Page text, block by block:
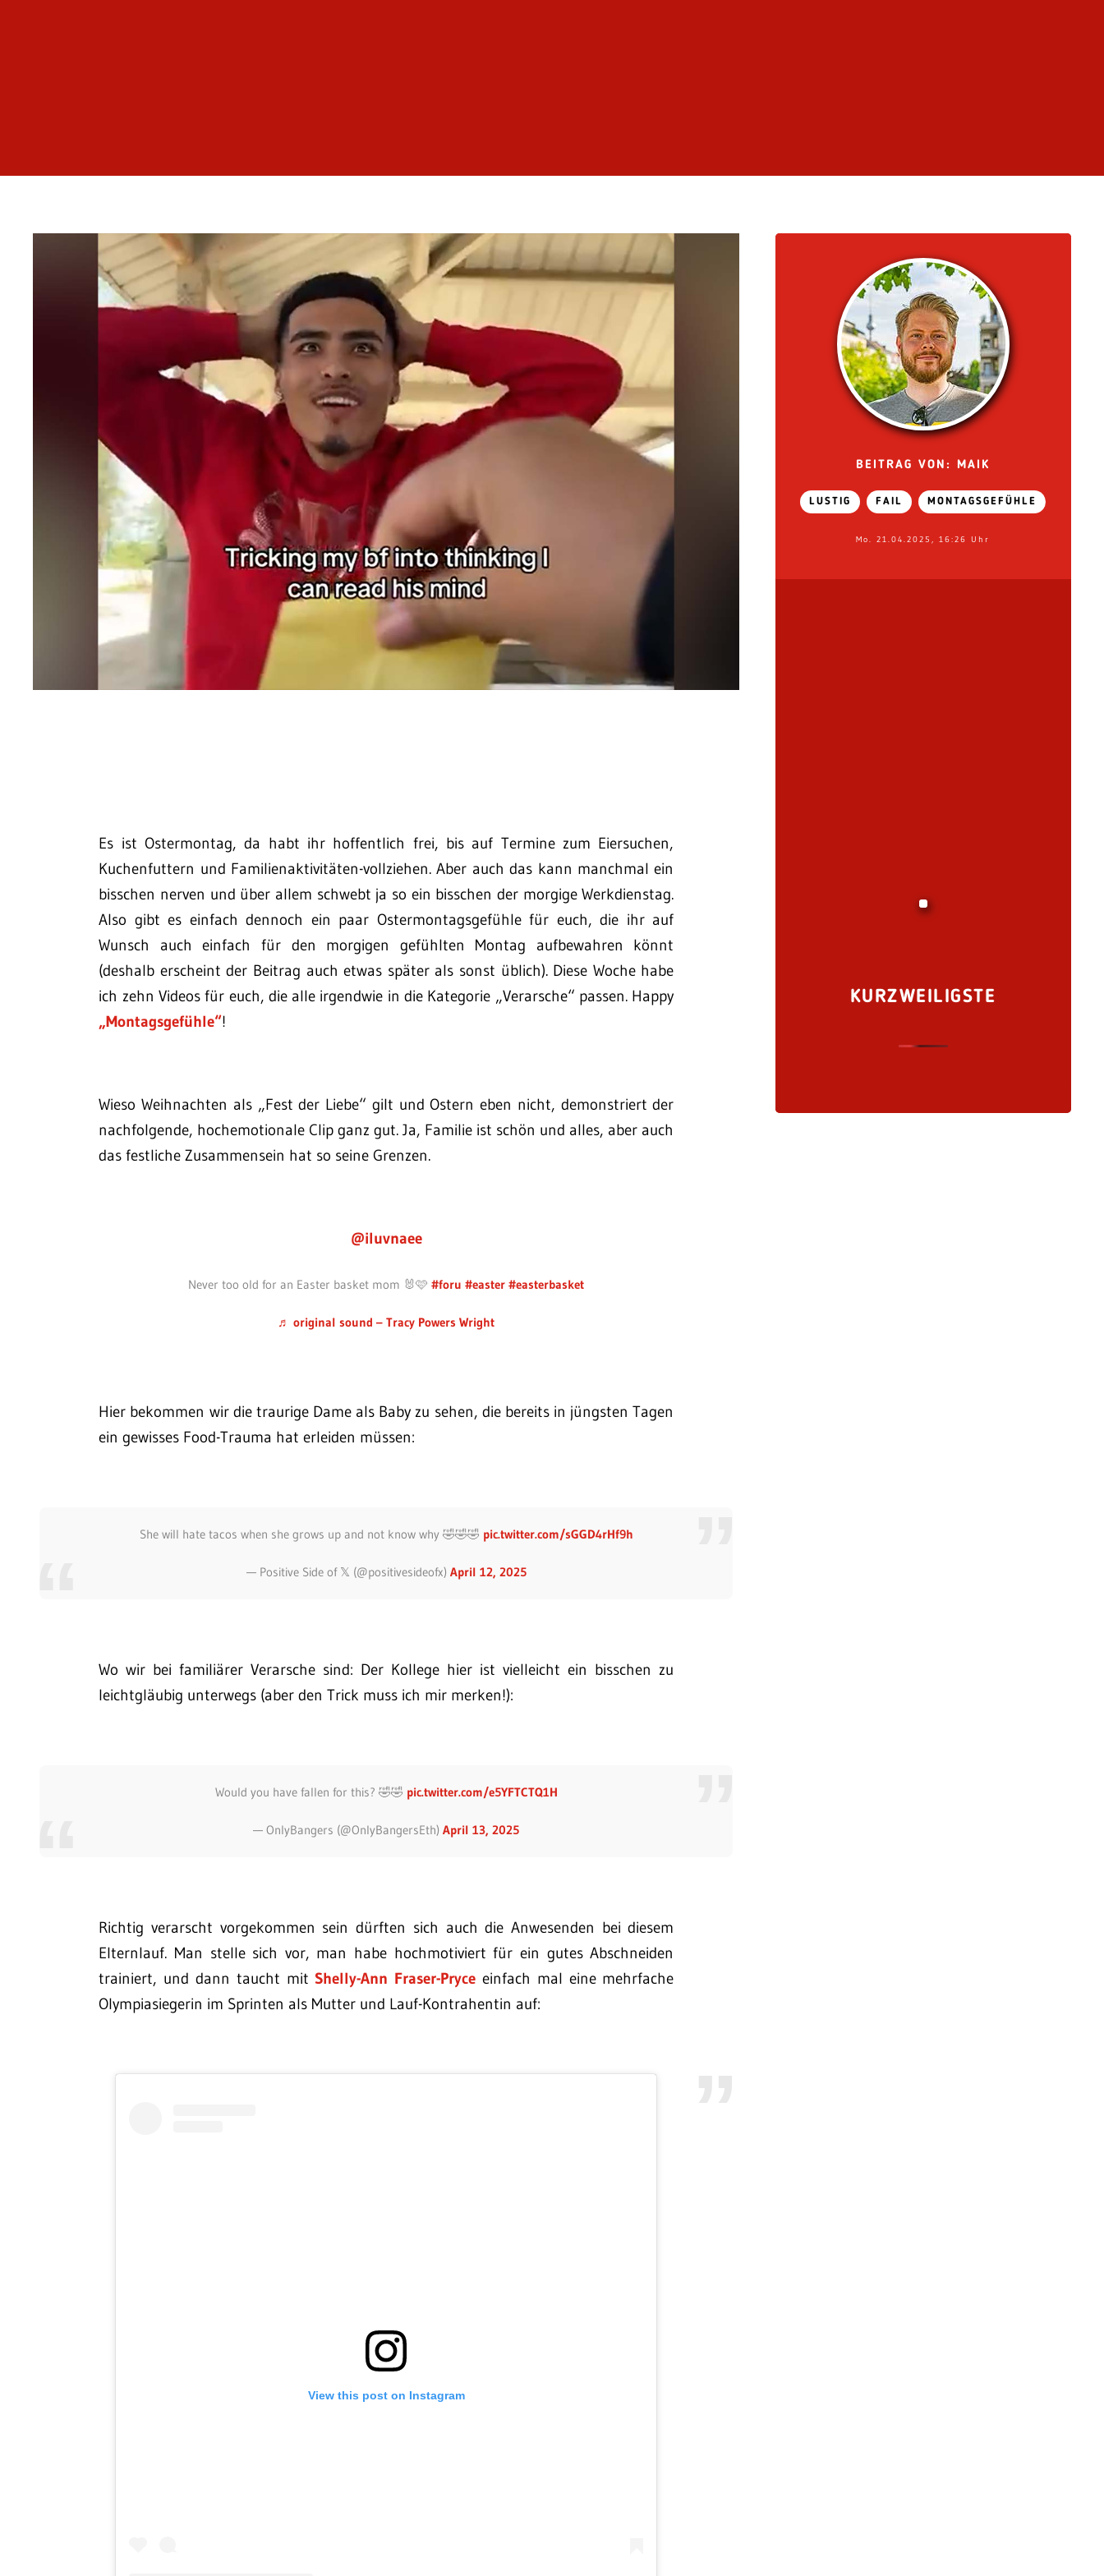
Es ist Ostermontag, da habt ihr hoffentlich frei, bis auf Termine zum Eiersuchen,
Kuchenfuttern und Familienaktivitäten-vollziehen. Aber auch das kann manchmal ein
bisschen nerven und über allem schwebt ja so ein bisschen der morgige Werkdienstag.
Also gibt es einfach dennoch ein paar Ostermontagsgefühle für euch, die ihr auf
Wunsch auch einfach für den morgigen gefühlten Montag aufbewahren könnt
(deshalb erscheint der Beitrag auch etwas später als sonst üblich). Diese Woche habe
ich zehn Videos für euch, die alle irgendwie in die Kategorie „Verarsche“ passen. Happy
„Montagsgefühle“!
Wieso Weihnachten als „Fest der Liebe“ gilt und Ostern eben nicht, demonstriert der
nachfolgende, hochemotionale Clip ganz gut. Ja, Familie ist schön und alles, aber auch
das festliche Zusammensein hat so seine Grenzen.
@iluvnaee
Never too old for an Easter basket mom 🐰🩷#foru #easter #easterbasket
♬ original sound – Tracy Powers Wright
Hier bekommen wir die traurige Dame als Baby zu sehen, die bereits in jüngsten Tagen
ein gewisses Food-Trauma hat erleiden müssen:
She will hate tacos when she grows up and not know why 🤣🤣🤣 pic.twitter.com/sGGD4rHf9h
— Positive Side of 𝕏 (@positivesideofx) April 12, 2025
Wo wir bei familiärer Verarsche sind: Der Kollege hier ist vielleicht ein bisschen zu
leichtgläubig unterwegs (aber den Trick muss ich mir merken!):
Would you have fallen for this? 🤣🤣 pic.twitter.com/e5YFTCTQ1H
— OnlyBangers (@OnlyBangersEth)April 13, 2025
Richtig verarscht vorgekommen sein dürften sich auch die Anwesenden bei diesem
Elternlauf. Man stelle sich vor, man habe hochmotiviert für ein gutes Abschneiden
trainiert, und dann taucht mitShelly-Ann Fraser-Pryce einfach mal eine mehrfache
Olympiasiegerin im Sprinten als Mutter und Lauf-Kontrahentin auf:
View this post on Instagram
BEITRAG VON: MAIK
LUSTIG FAIL MONTAGSGEFÜHLE
Mo. 21.04.2025, 16:26 Uhr
KURZWEILIGSTE